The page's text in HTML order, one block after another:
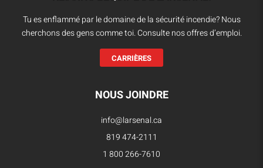
Tu es enflammé par le domaine de la sécurité incendie? Nous
cherchons des gens comme toi. Consulte nos offres d’emploi.
CARRIÈRES
NOUS JOINDRE
info@larsenal.ca
819 474-2111
1 800 266-7610